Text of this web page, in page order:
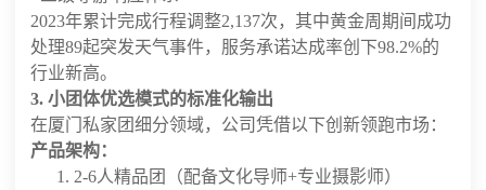
2023年累计完成行程调整2,137次，其中黄金周期间成功
处理89起突发天气事件，服务承诺达成率创下98.2%的
行业新高。
3. 小团体优选模式的标准化输出
在厦门私家团细分领域，公司凭借以下创新领跑市场：
产品架构：
2-6人精品团（配备文化导师+专业摄影师）